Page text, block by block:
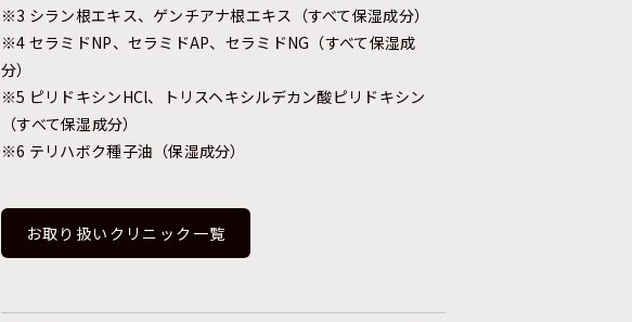
※3 シラン根エキス、ゲンチアナ根エキス（すべて保湿成分）
※4 セラミドNP、セラミドAP、セラミドNG（すべて保湿成
分）
※5 ピリドキシンHCl、トリスヘキシルデカン酸ピリドキシン
（すべて保湿成分）
※6 テリハボク種子油（保湿成分）
お取り扱いクリニック一覧